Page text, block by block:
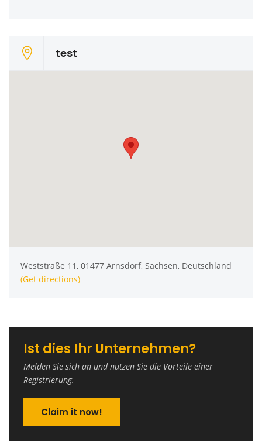
test
Weststraße 11, 01477 Arnsdorf, Sachsen, Deutschland
(Get directions)
Ist dies Ihr Unternehmen?
Melden Sie sich an und nutzen Sie die Vorteile einer
Registrierung.
Claim it now!